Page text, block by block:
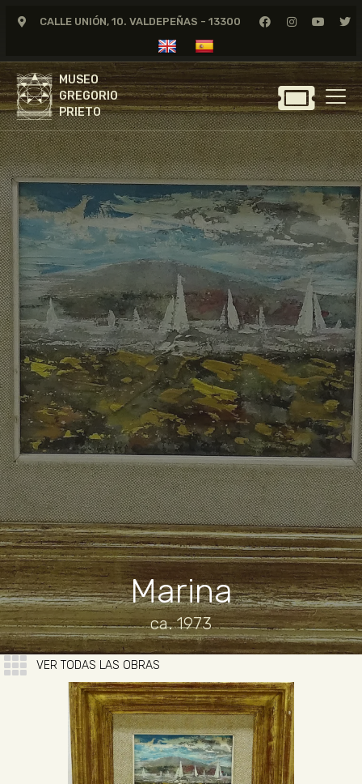
CALLE UNIÓN, 10. VALDEPEÑAS - 13300
MUSEO
GREGORIO
PRIETO
MUSEO
GREGORIO
PRIETO
GREGORIO PRIETO
MUSEO
ARCHIVO
CERTAMEN DE DIBUJO
FUNDACIÓN
TIENDA
NOTICIAS
Marina
ca. 1973
VER TODAS LAS OBRAS